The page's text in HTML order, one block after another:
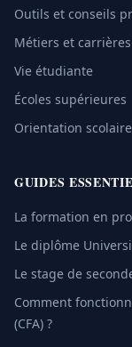
Outils et conseils
Métiers et carrières
Vie étudiante
Écoles supérieures
Orientation
GUIDES
La formation en
Le diplôme
Le stage de
Comment
(CFA) ?